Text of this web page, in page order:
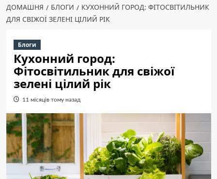
ДОМАШНЯ БЛОГИ
КУХОННИЙ ГОРОД: ФІТОСВІТИЛЬНИК
ДЛЯ СВІЖОЇ ЗЕЛЕНІ ЦІЛИЙ РІК
Блоги
Кухонний город:
Фітосвітильник для свіжої
зелені цілий рік
11 місяців тому назад